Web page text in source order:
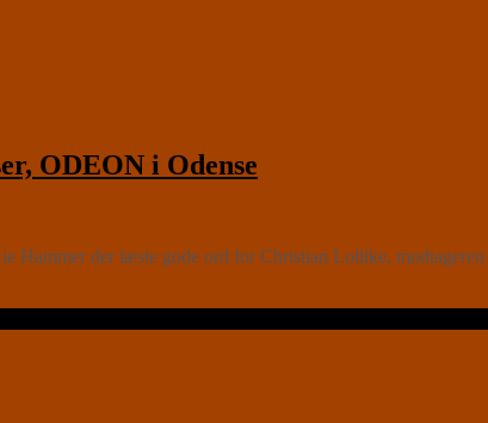
ODEON i Odense
Hammer der læste gode ord for Christian Lollike,